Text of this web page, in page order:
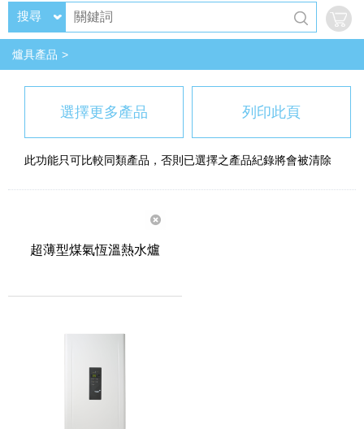
搜尋
爐具產品
選擇更多產品 列印此頁
此功能只可比較同類產品，否則已選擇之產品紀錄將會被清除
超薄型煤氣恆溫熱水爐